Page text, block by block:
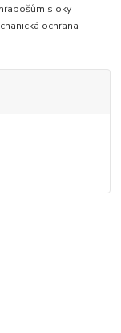
s oky
ochrana